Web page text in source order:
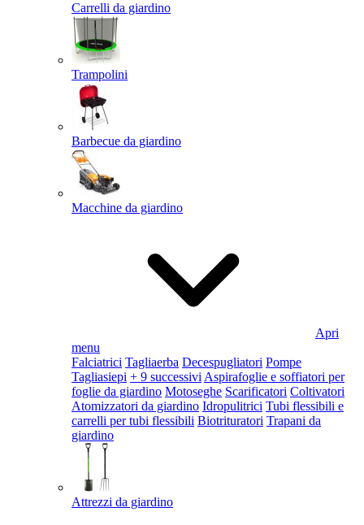
Carrelli da giardino
Trampolini
Barbecue da giardino
Macchine da giardino
Apri
menu
Falciatrici Tagliaerba Decespugliatori Pompe
Tagliasiepi + 9 successivi Aspirafoglie e soffiatori per
foglie da giardino Motoseghe Scarificatori Coltivatori
Atomizzatori da giardino Idropulitrici Tubi flessibili e
carrelli per tubi flessibili Biotrituratori Trapani da
giardino
Attrezzi da giardino